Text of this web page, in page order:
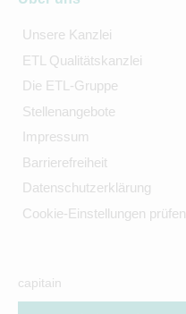
Unsere Kanzlei
ETL Qualitätskanzlei
Die ETL-Gruppe
Stellenangebote
Impressum
Barrierefreiheit
Datenschutzerklärung
Cookie-Einstellungen prüfen
capitain